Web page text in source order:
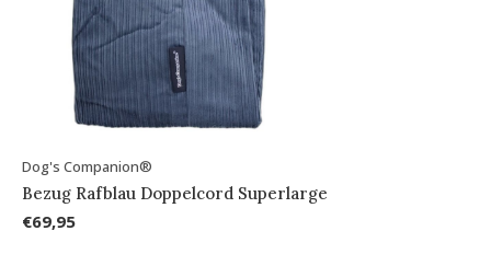
Dog's Companion®
Bezug Rafblau Doppelcord Superlarge
€69,95